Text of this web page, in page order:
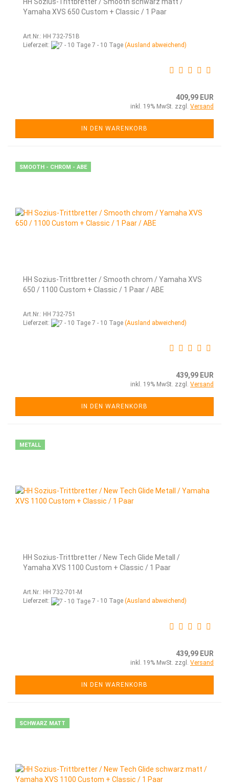
Yamaha XVS 650 Custom + Classic / 1 Paar
Art.Nr.: HH 732-751B
Lieferzeit:
7 - 10 Tage (Ausland abweichend)
409,99 EUR
inkl. 19% MwSt. zzgl. Versand
IN DEN WARENKORB
SMOOTH - CHROM - ABE
HH Sozius-Trittbretter / Smooth chrom / Yamaha XVS
650 / 1100 Custom + Classic / 1 Paar / ABE
Art.Nr.: HH 732-751
Lieferzeit:
7 - 10 Tage (Ausland abweichend)
439,99 EUR
inkl. 19% MwSt. zzgl. Versand
IN DEN WARENKORB
METALL
HH Sozius-Trittbretter / New Tech Glide Metall /
Yamaha XVS 1100 Custom + Classic / 1 Paar
Art.Nr.: HH 732-701-M
Lieferzeit:
7 - 10 Tage (Ausland abweichend)
439,99 EUR
inkl. 19% MwSt. zzgl. Versand
IN DEN WARENKORB
SCHWARZ MATT